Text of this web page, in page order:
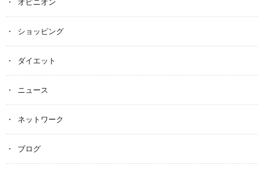
ショッピング
ダイエット
ニュース
ネットワーク
ブログ